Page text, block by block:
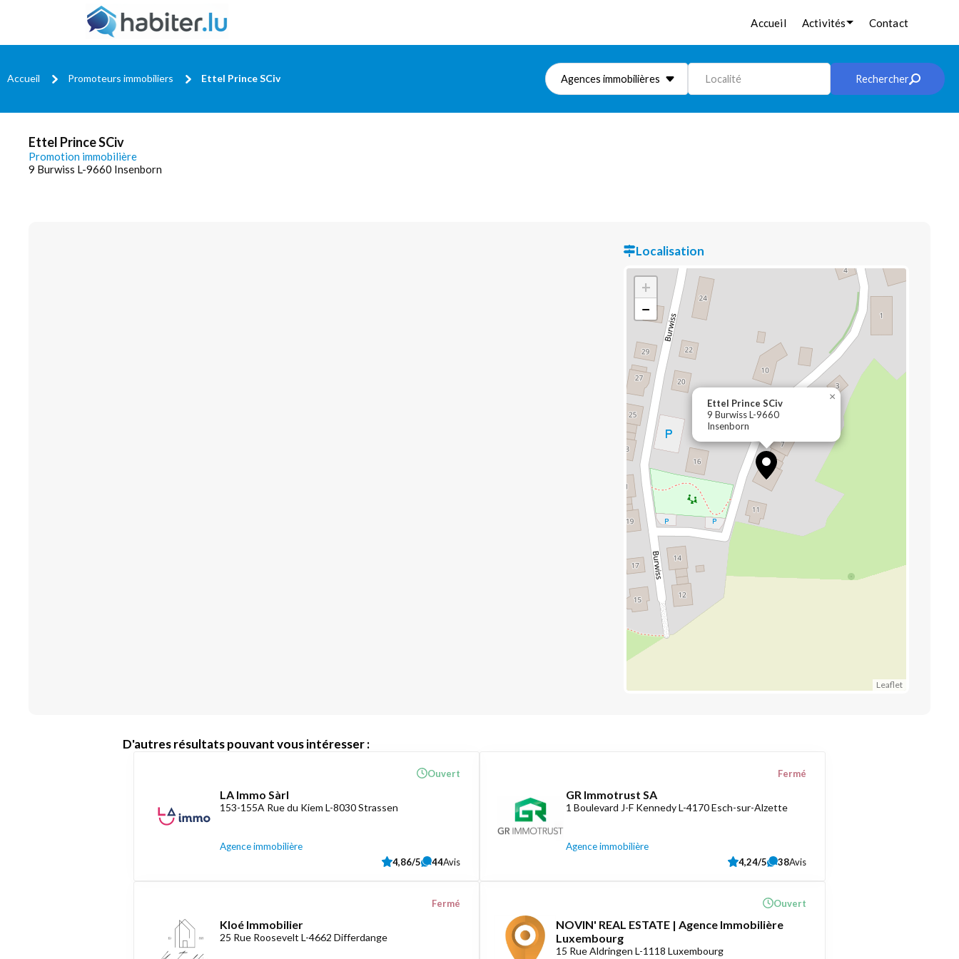
Accueil Activités Contact
Accueil Promoteurs immobiliers Ettel Prince SCiv Agences immobilières Localité Rechercher
Ettel Prince SCiv
Promotion immobilière
9 Burwiss L-9660 Insenborn
Localisation
Ettel Prince SCiv
9 Burwiss L-9660
Insenborn
×
+
−
Leaflet
D'autres résultats pouvant vous intéresser :
LA Immo Sàrl
153-155A Rue du Kiem L-8030 Strassen
Agence immobilière
Ouvert
4,86/5 44Avis
GR Immotrust SA
1 Boulevard J-F Kennedy L-4170 Esch-sur-Alzette
Agence immobilière
Fermé
4,24/5 38Avis
Kloé Immobilier
25 Rue Roosevelt L-4662 Differdange
Fermé
NOVIN' REAL ESTATE | Agence Immobilière
Luxembourg
15 Rue Aldringen L-1118 Luxembourg
Ouvert